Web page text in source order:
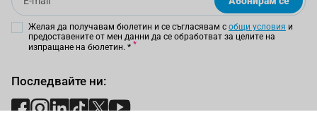
Желая да получавам бюлетин и се съгласявам с общи условия и
предоставените от мен данни да се обработват за целите на
изпращане на бюлетин. *
Последвайте ни: